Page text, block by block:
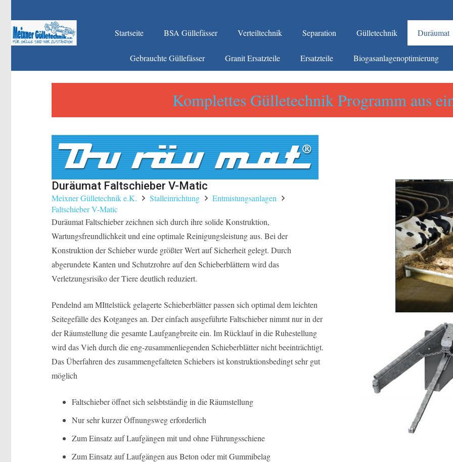
Startseite BSA Güllefässer Verteiltechnik Separation Gülletechnik Duräumat
Gebrauchte Güllefässer Granit Ersatzteile Ersatzteile Biogasanlagenoptimierung
Komplettes Gülletechnik Programm aus
Duräumat Faltschieber V-Matic
Meixner Gülletechnik e.K. Stalleinrichtung
Entmistungsanlagen
Faltschieber V-Matic
Duräumat Faltschieber zeichnen sich durch ihre solide Konstruktion,
Wartungsfreundlichkeit und eine optimale Reinigungsleistung aus. Bei der
Konstruktion der Schieber wurde größter Wert auf Sicherheit gelegt. Durch
abgerundete Kanten und Schutzrohre auf den Schieberblättern wird das
Verletzungsrisiko der Tiere deutlich reduziert.
Pendelnd am MIttelstück gelagerte Schieberblätter passen sich optimal dem leichten
Seitegefälle des Kotganges an. Der einfach ausgeführte Faltschieber nimmt nur in der
der Räumstellung die gesamte Laufgangbreite ein. Im Rücklauf in die Ruhestellung
wird das Vieh durch die eng-zusammenliegenden Schieberblätter nicht beeinträchtigt.
Das Überfahren des zusammengefalteten Schiebers ist konstruktionsbedingt sehr gut
möglich
Faltschieber öffnet sich selsbtständig in die Räumstellung
Nur sehr kurzer Öffnungsweg erforderlich
Zum Einsatz auf Laufgängen mit und ohne Führungsschiene
Zum Einsatz auf Laufgängen aus Beton oder mit Gummibelag